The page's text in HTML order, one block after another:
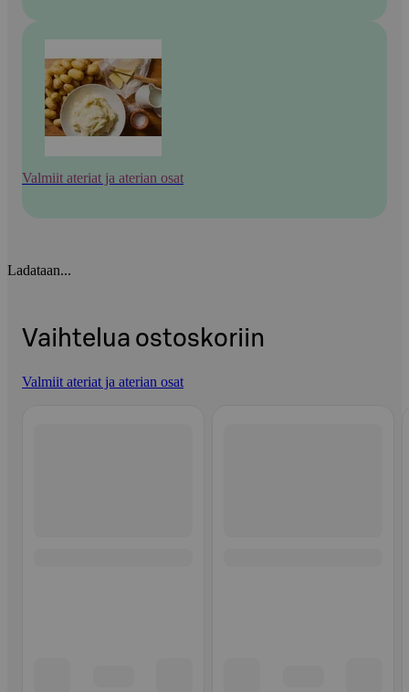
Valmiit ateriat ja aterian osat
Ladataan...
Vaihtelua ostoskoriin
Valmiit ateriat ja aterian osat